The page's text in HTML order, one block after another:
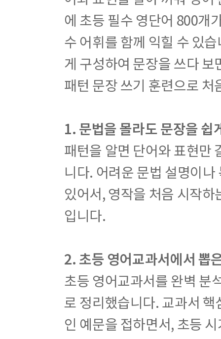
에 초등 필수 영단어 800개
수 어휘를 함께 익힐 수 있
게 구성하여 문장을 쓰다
패턴 문장 쓰기 훈련으로
1. 문법을 몰라도 문장을 쉽
패턴을 알면 단어와 표현만
니다. 어려운 문법 설명이
있어서, 영작을 처음 시작
입니다.
2. 초등 영어교과서에서 뽑
초등 영어교과서를 완벽 분
로 정리했습니다. 교과서
인 예문을 접하면서, 초등